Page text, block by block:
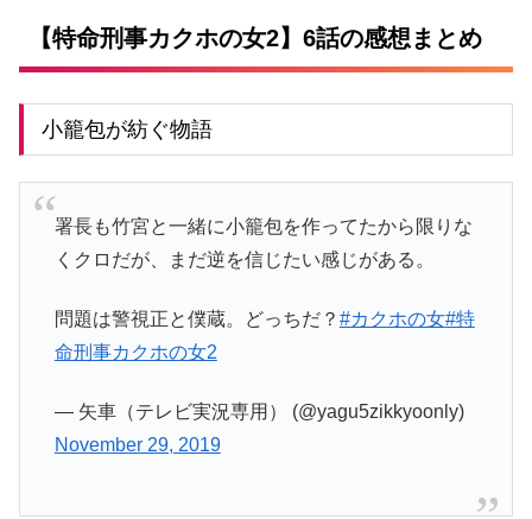
【特命刑事カクホの女2】6話の感想まとめ
小籠包が紡ぐ物語
署長も竹宮と一緒に小籠包を作ってたから限りな
くクロだが、まだ逆を信じたい感じがある。
問題は警視正と僕蔵。どっちだ？ #カクホの女#特
命刑事カクホの女2
— 矢車（テレビ実況専用） (@yagu5zikkyoonly)
November 29, 2019